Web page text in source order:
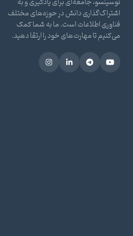
توسینسو، جامعه‌ای برای یادگیری و به
اشتراک‌گذاری دانش در حوزه‌های مختلف
فناوری اطلاعات است. ما به شما کمک
می‌کنیم تا مهارت‌های خود را ارتقا دهید.